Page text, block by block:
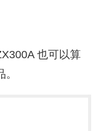
也可以算